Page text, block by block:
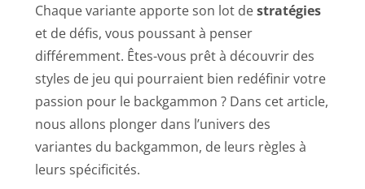
Chaque variante apporte son lot destratégies
et de défis, vous poussant à penser
différemment. Êtes-vous prêt à découvrir des
styles de jeu qui pourraient bien redéfinir votre
passion pour le backgammon ? Dans cet article,
nous allons plonger dans l’univers des
variantes du backgammon, de leurs règles à
leurs spécificités.